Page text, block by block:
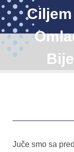
Juče smo sa